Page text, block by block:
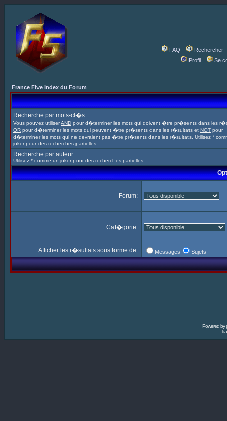
FAQ
Rechercher
Profil
Se
France Five Index du Forum
Recherche par mots-cl�s:
Vous pouvez utiliserAND pour d�terminer les mots qui doivent �tre pr�sents dans les
OR pour d�terminer les mots qui peuvent �tre pr�sents dans les r�sultats et NOT pour
d�terminer les mots qui ne devraient pas �tre pr�sents dans les r�sultats. Utilisez *
joker pour des recherches partielles
Recherche par auteur:
Utilisez * comme un joker pour des recherches partielles
Forum:
Cat�gorie:
Afficher les r�sultats sous forme de: Messages Sujets
Powered by